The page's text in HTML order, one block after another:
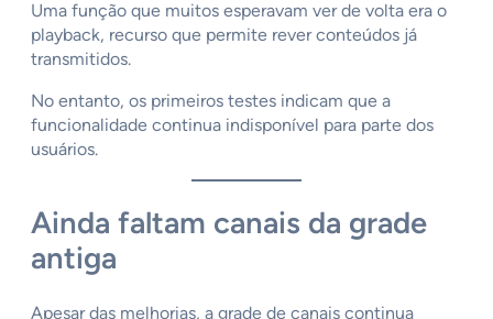
Uma função que muitos esperavam ver de volta era o
playback, recurso que permite rever conteúdos já
transmitidos.
No entanto, os primeiros testes indicam que a
funcionalidade continua indisponível para parte dos
usuários.
Ainda faltam canais da grade
antiga
Apesar das melhorias, a grade de canais continua